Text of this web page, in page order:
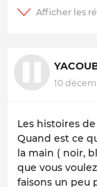
10
Les histoires
Quand est ce
la main ( noir,
que vous
faisons un peu